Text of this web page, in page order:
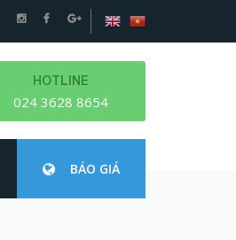
HOTLINE
024 3628 8654
BÁO GIÁ